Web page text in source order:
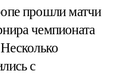
прошли матчи
чемпионата
с